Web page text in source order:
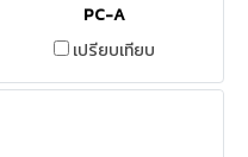
PC-A
เปรียบเทียบ